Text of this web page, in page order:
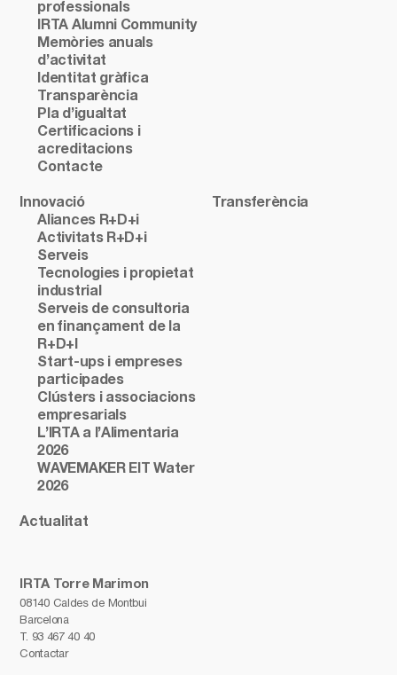
IRTA Torre Marimon
08140 Caldes de Montbui
Barcelona
T. 93 467 40 40
Contactar
professionals
IRTA Alumni Community
Memòries anuals
d’activitat
Identitat gràfica
Transparència
Pla d’igualtat
Certificacions i
acreditacions
Contacte
Innovació
Aliances R+D+i
Activitats R+D+i
Serveis
Tecnologies i propietat
industrial
Serveis de consultoria
en finançament de la
R+D+I
Start-ups i empreses
participades
Clústers i associacions
empresarials
L’IRTA a l’Alimentaria
2026
WAVEMAKER EIT Water
2026
Transferència
Actualitat